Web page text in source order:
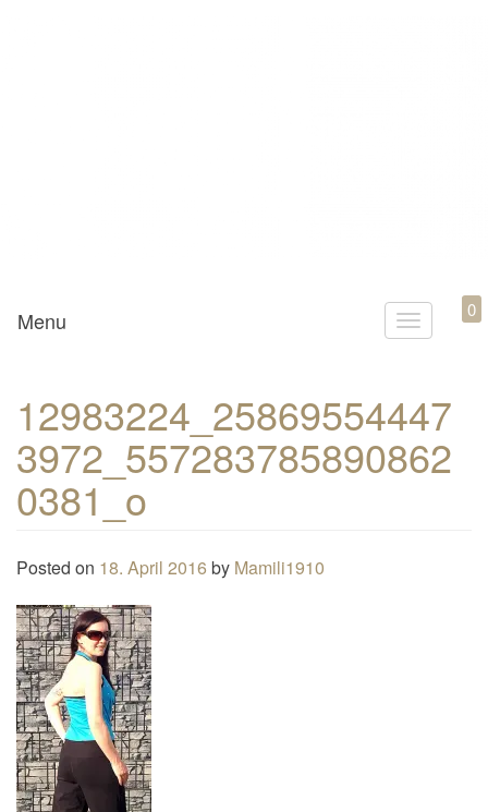
Mamili1910
T
g
l
e
Menu 0
12983224_25869554447
3972_557283785890862
0381_o
Posted on 18. April 2016 by Mamili1910